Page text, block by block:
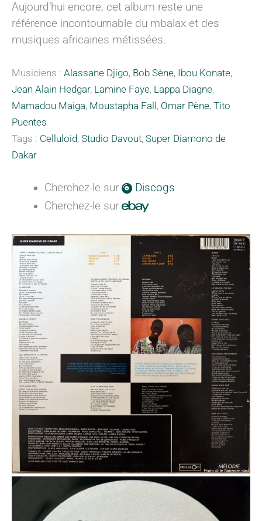
Aujourd’hui encore, cet album reste une
référence incontournable du mbalax et des
musiques africaines métissées.
Musiciens : Alassane Djigo, Bob Sène, Ibou Konate,
Jean Alain Hedgar, Lamine Faye, Lappa Diagne,
Mamadou Maiga, Moustapha Fall , Omar Pène, Tito
Puentes
Tags : Celluloid, Studio Davout, Super Diamono de
Dakar
Cherchez-le sur
Discogs
Cherchez-le sur